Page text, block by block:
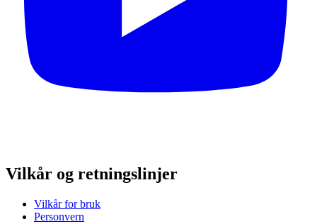
Vilkår og retningslinjer
Vilkår for bruk
Personvern